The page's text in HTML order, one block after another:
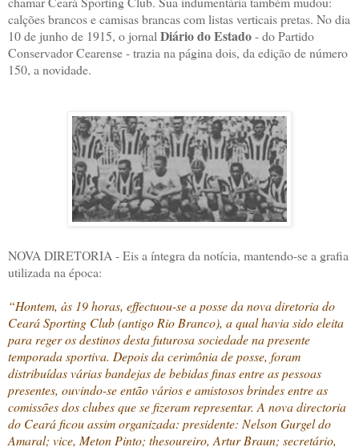
calções brancos e camisas brancas com listas verticais pretas. No dia
10 de junho de 1915, o jornal Diário do Estado- do Partido
Conservador Cearense - trazia na página dois, da edição de número
150, a novidade.
NOVA DIRETORIA - Eis a íntegra da notícia, mantendo-se a grafia
utilizada na época:
“Hontem, às 19 horas, effectuou-se a posse da nova diretoria do
Ceará Sporting Club (antigo Rio Branco), a qual havia sido eleita
para reger os destinos desta futurosa sociedade na presente
temporada sportiva. Depois da cerimônia de posse, foram
distribuídas várias bandejas de bebidas finas entre as pessoas
presentes, ouvindo-se então vários e amistosos brindes entre as
comissões dos clubes que se fizeram representar. A nova directoria
do Ceará ficou assim organizada: presidente: Nelson Gurgel do
Amaral; vice, Meton Pinto; thesoureiro, Artur Braun; secretário,